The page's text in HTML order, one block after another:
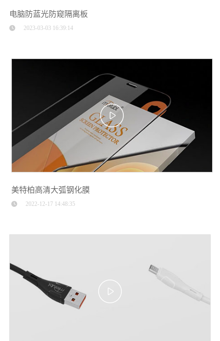
电脑防蓝光防窥隔离板
2023-03-03 16:39:14
美特柏高清大弧钢化膜
2022-12-17 14:48:35